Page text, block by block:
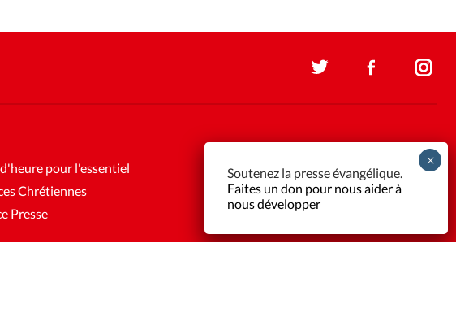
pour l'essentiel
Chrétiennes
Presse
Soutenez la presse évangélique.
Faites un don pour nous aider à
nous développer